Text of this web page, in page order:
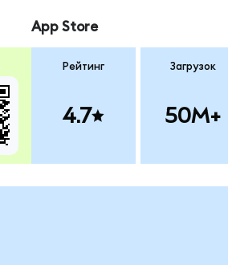
App Store
Рейтинг
4.7
Загрузок
50M+